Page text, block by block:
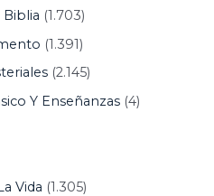
Biblia (1.703)
(1.391)
(2.145)
Y Enseñanzas(4)
Vida (1.305)